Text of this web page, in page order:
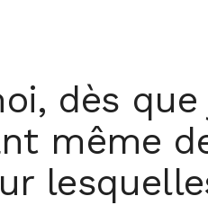
dès
même